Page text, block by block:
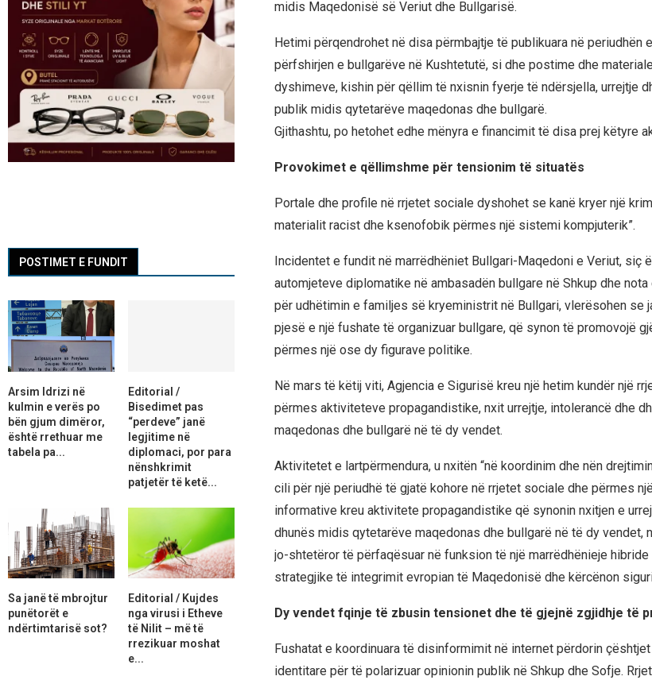
midis Maqedonisë së Veriut dhe Bullgarisë.
Hetimi përqendrohet në disa përmbajtje të publikuara në periudhën
përfshirjen e bullgarëve në Kushtetutë, si dhe postime dhe
dyshimeve, kishin për qëllim të nxisnin fyerje të ndërsjella, urrejtje
publik midis qytetarëve maqedonas dhe bullgarë.
Gjithashtu, po hetohet edhe mënyra e financimit të disa prej këtyre
Provokimet e qëllimshme për tensionim të situatës
Portale dhe profile në rrjetet sociale dyshohet se kanë kryer një
materialit racist dhe ksenofobik përmes një sistemi kompjuterik”.
Incidentet e fundit në marrëdhëniet Bullgari-Maqedoni e Veriut, siç
automjeteve diplomatike në ambasadën bullgare në Shkup dhe
për udhëtimin e familjes së kryeministrit në Bullgari, vlerësohen se
pjesë e një fushate të organizuar bullgare, që synon të promovojë
përmes një ose dy figurave politike.
Në mars të këtij viti, Agjencia e Sigurisë kreu një hetim kundër një
përmes aktiviteteve propagandistike, nxit urrejtje, intolerancë dhe
maqedonas dhe bullgarë në të dy vendet.
Aktivitetet e lartpërmendura, u nxitën “në koordinim dhe nën
cili për një periudhë të gjatë kohore në rrjetet sociale dhe përmes
informative kreu aktivitete propagandistike që synonin nxitjen e
dhunës midis qytetarëve maqedonas dhe bullgarë në të dy vendet,
jo-shtetëror të përfaqësuar në funksion të një marrëdhënieje
strategjike të integrimit evropian të Maqedonisë dhe kërcënon
Dy vendet fqinje të zbusin tensionet dhe të gjejnë zgjidhje të
Fushatat e koordinuara të disinformimit në internet përdorin
identitare për të polarizuar opinionin publik në Shkup dhe Sofje.
POSTIMET E FUNDIT
Arsim Idrizi në
kulmin e verës po
bën gjum dimëror,
është rrethuar me
tabela pa...
Editorial /
Bisedimet pas
“perdeve” janë
legjitime në
diplomaci, por para
nënshkrimit
patjetër të ketë...
Sa janë të mbrojtur
punëtorët e
ndërtimtarisë sot?
Editorial / Kujdes
nga virusi i Etheve
të Nilit – më të
rrezikuar moshat
e...